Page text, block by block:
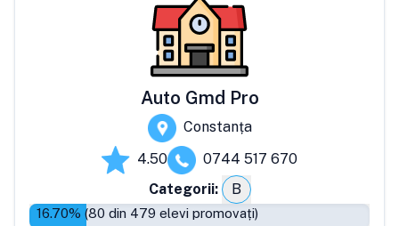
Auto Gmd Pro
Constanța
4.50
0744 517 670
Categorii:
B
16.70% (80 din 479 elevi promovați)